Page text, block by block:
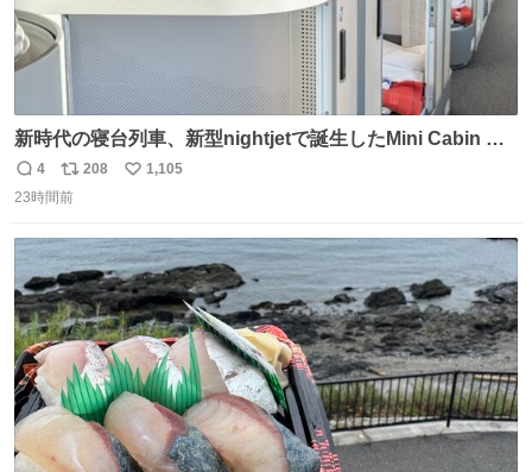
新時代の寝台列車、新型nightjetで誕生したMini Cabin ま
さに走るカプセルホテルといった感じで、一人旅で利用す
るのにはちょうどいい設備。 他の人も言ってましたが、サ
返
信
4
リ
ポ
ト
数
208
い
数
1,105
23時間前